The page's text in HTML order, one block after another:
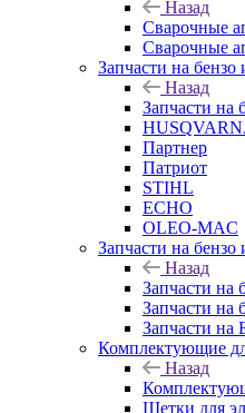
Назад
Сварочные
Сварочные
Запчасти на
Назад
Запчасти на
Партнер
Патриот
STIHL
ECHO
OLEO-MAC
Запчасти на
Назад
Запчасти на
Запчасти на
Запчасти на
Комплектующие
Назад
Щетки для